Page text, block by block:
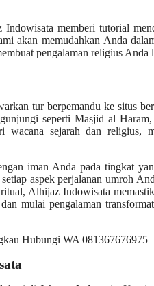
memberi tutorial
akan memudahkan Anda
pengalaman religius Anda
tur berpemandu ke situs
seperti Masjid al
sejarah dan religius,
iman Anda pada tingkat
aspek perjalanan umroh
Alhijaz Indowisata
mulai pengalaman